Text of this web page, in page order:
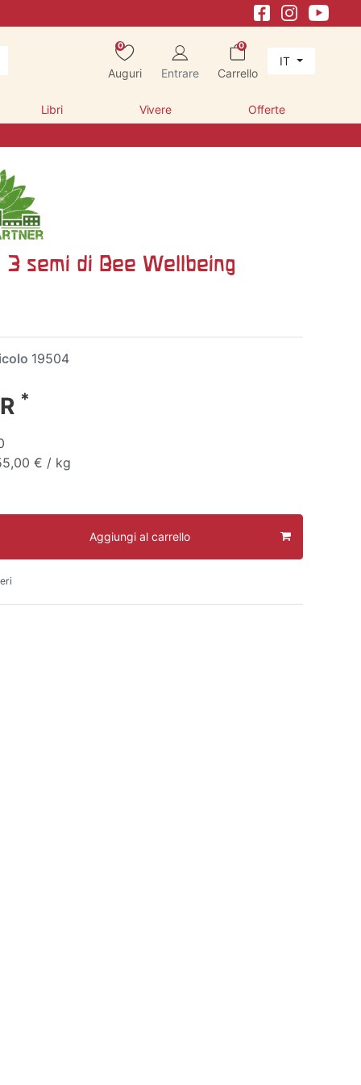
0
Auguri Entrare
0
Carrello
IT
Libri Vivere Offerte
3 semi di Bee Wellbeing
19504
*
€ / kg
Aggiungi al carrello